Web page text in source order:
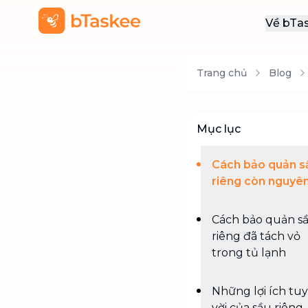
Về
Trang chủ Blog
Mục lục
Cách bảo quản
riêng còn
Cách bảo quản
riêng đã tách vỏ
trong tủ lạnh
Những lợi ích